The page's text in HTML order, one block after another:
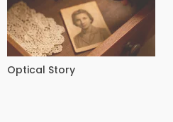
Optical Story